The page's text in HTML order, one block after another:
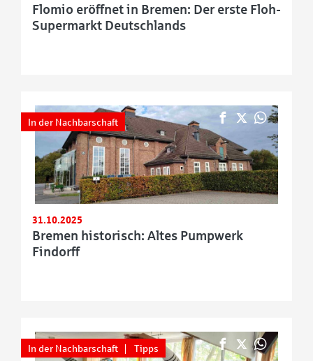
Flomio eröffnet in Bremen: Der erste Floh-
Supermarkt Deutschlands
In der Nachbarschaft
31.10.2025
Bremen historisch: Altes Pumpwerk
Findorff
In der Nachbarschaft Tipps